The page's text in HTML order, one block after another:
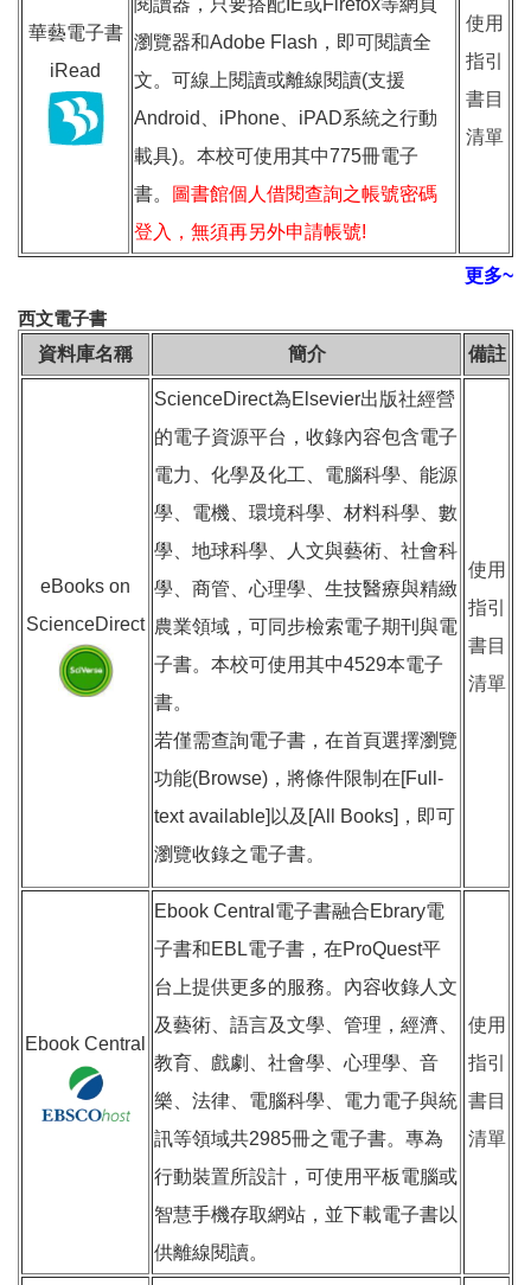
華藝電子書
iRead
閱讀器，只要搭配IE或Firefox等網頁
瀏覽器和Adobe Flash，即可閱讀全
文。可線上閱讀或離線閱讀(支援
Android、iPhone、iPAD系統之行動
載具)。本校可使用其中775冊電子
書。
圖書館個人借閱查詢之帳號密碼
登入，無須再另外申請帳號!
使用
指引
書目
清單
更多~
西文電子書
資料庫名稱
簡介 備註
eBooks on
ScienceDirect
ScienceDirect為Elsevier出版社經營
的電子資源平台，收錄內容包含電子
電力、化學及化工、電腦科學、能源
學、電機、環境科學、材料科學、數
學、地球科學、人文與藝術、社會科
學、商管、心理學、生技醫療與精緻
農業領域，可同步檢索電子期刊與電
子書。本校可使用其中4529本電子
書。
若僅需查詢電子書，在首頁選擇瀏覽
功能(Browse)，將條件限制在[Full-
text available]以及[All Books]，即可
瀏覽收錄之電子書。
使用
指引
書目
清單
Ebook Central
Ebook Central電子書融合Ebrary電
子書和EBL電子書，在ProQuest平
台上提供更多的服務。內容收錄人文
及藝術、語言及文學、管理，經濟、
教育、戲劇、社會學、心理學、音
樂、法律、電腦科學、電力電子與統
訊等領域共2985冊之電子書。專為
行動裝置所設計，可使用平板電腦或
智慧手機存取網站，並下載電子書以
供離線閱讀。
使用
指引
書目
清單